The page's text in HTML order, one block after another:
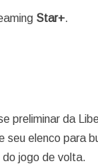
Star+.
preliminar da
elenco para
jogo de volta.